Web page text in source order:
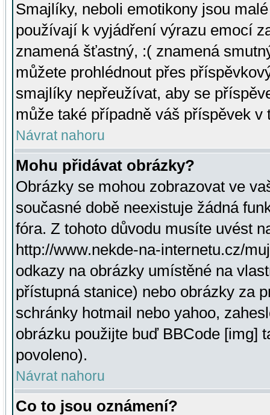
Smajlíky, neboli emotikony jsou
používají k vyjádření výrazu emocí
znamená šťastný, :( znamená
můžete prohlédnout přes
smajlíky nepřeužívat, aby se
může také případně váš příspěvek v
Návrat nahoru
Mohu přidávat obrázky?
Obrázky se mohou zobrazovat ve
současné době neexistuje žádná
fóra. Z tohoto důvodu musíte uvést
http://www.nekde-na-internetu.cz/
odkazy na obrázky umístěné na
přístupná stanice) nebo obrázky za
schránky hotmail nebo yahoo,
obrázku použijte buď BBCode [img]
povoleno).
Návrat nahoru
Co to jsou oznámení?